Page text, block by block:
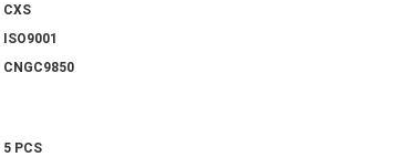
CXS
ISO9001
CNGC9850
5 PCS